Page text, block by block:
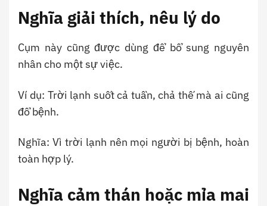
Nghĩa giải thích, nêu lý do
Cụm này cũng được dùng để bổ sung nguyên
nhân cho một sự việc.
Ví dụ: Trời lạnh suốt cả tuần, chả thế mà ai cũng
đổ bệnh.
Nghĩa: Vì trời lạnh nên mọi người bị bệnh, hoàn
toàn hợp lý.
Nghĩa cảm thán hoặc mỉa mai